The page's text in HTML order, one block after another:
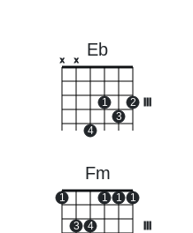
Eb
x x
4
1
3
2
Fm
1
3 4
1 1 1